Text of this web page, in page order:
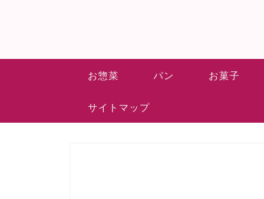
お惣菜 パン お菓子
サイトマップ